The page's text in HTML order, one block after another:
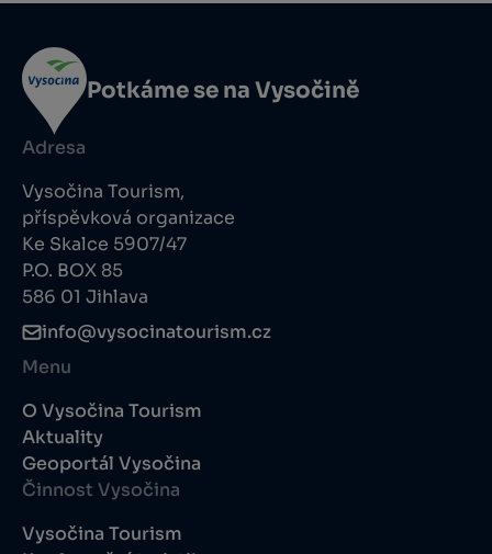
Potkáme se na Vysočině
Adresa
Vysočina Tourism,
příspěvková organizace
Ke Skalce 5907/47
P.O. BOX 85
586 01 Jihlava
info@vysocinatourism.cz
Menu
O Vysočina Tourism
Aktuality
Geoportál Vysočina
Činnost Vysočina
Vysočina Tourism